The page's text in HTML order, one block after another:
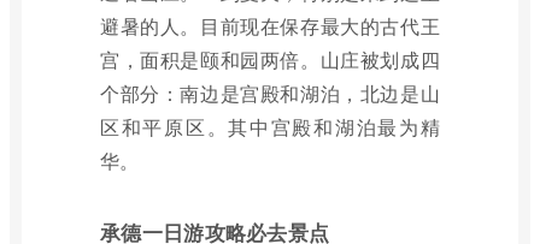
避暑的人。目前现在保存最大的古代王
宫，面积是颐和园两倍。山庄被划成四
个部分：南边是宫殿和湖泊，北边是山
区和平原区。其中宫殿和湖泊最为精
华。
承德一日游攻略必去景点